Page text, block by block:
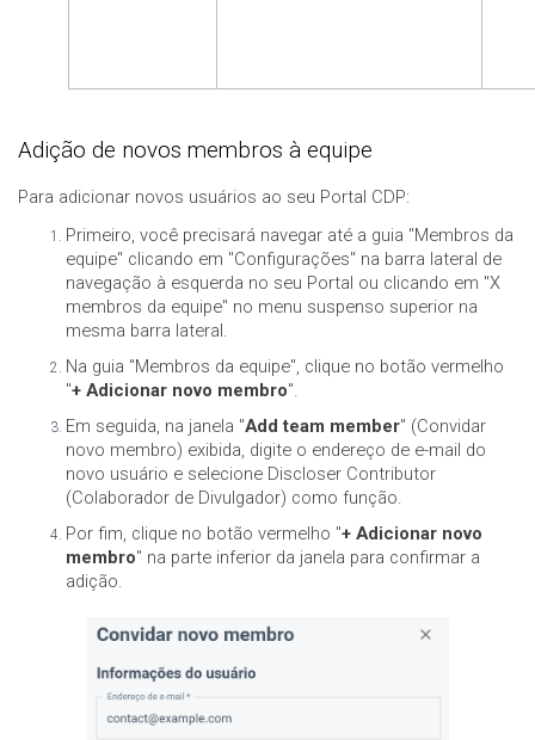
Adição de novos membros à equipe
Para adicionar novos usuários ao seu Portal CDP:
Primeiro, você precisará navegar até a guia "Membros da
equipe" clicando em "Configurações" na barra lateral de
navegação à esquerda no seu Portal ou clicando em "X
membros da equipe" no menu suspenso superior na
mesma barra lateral.
Na guia "Membros da equipe", clique no botão vermelho
"+ Adicionar novo membro".
Em seguida, na janela "Add team member" (Convidar
novo membro) exibida, digite o endereço de e-mail do
novo usuário e selecione Discloser Contributor
(Colaborador de Divulgador) como função.
Por fim, clique no botão vermelho "+ Adicionar novo
membro" na parte inferior da janela para confirmar a
adição.